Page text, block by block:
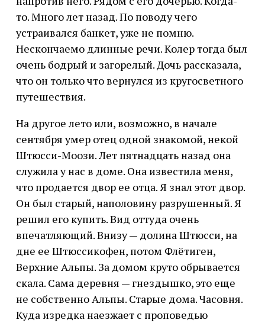
На другое лето или, возможно, в начале
сентября умер отец одной знакомой, некой
Штюсси-Моози. Лет пятнадцать назад она
служила у нас в доме. Она известила меня,
что продается двор ее отца. Я знал этот двор.
Он был старый, наполовину разрушенный. Я
решил его купить. Вид оттуда очень
впечатляющий. Внизу — долина Штюсси, на
дне ее Штюссикофен, потом Флётиген,
Верхние Альпы. За домом круто обрывается
скала. Сама деревня — гнездышко, это еще
не собственно Альпы. Старые дома. Часовня.
Куда изредка наезжает с проповедью